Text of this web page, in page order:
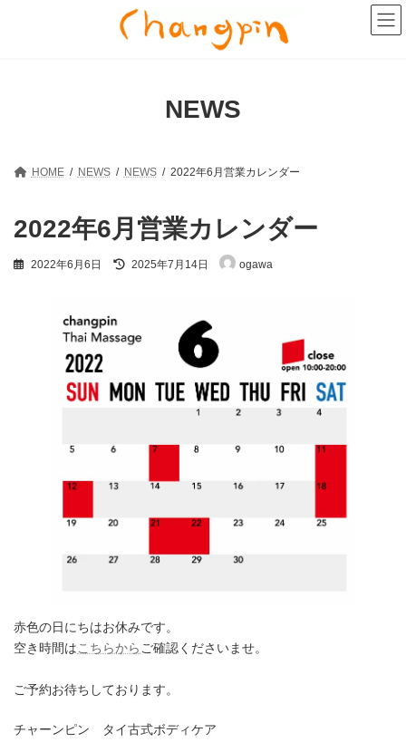
NEWS
HOME NEWS NEWS 2022年6月営業カレンダー
2022年6月営業カレンダー
2022年6月6日
最
時
2025年7月14日 ogawa
赤色の日にちはお休みです。
空き時間はこちらから ご確認くださいませ。
ご予約お待ちしております。
チャーンピン タイ古式ボディケア